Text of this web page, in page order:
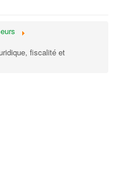
/ Nous contacter
fiscalité et